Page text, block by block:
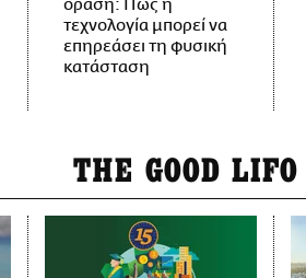
όραση: Πώς η
τεχνολογία μπορεί να
επηρεάσει τη φυσική
κατάσταση
THE GOOD LIFO